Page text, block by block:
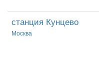
станция Кунцево
Москва